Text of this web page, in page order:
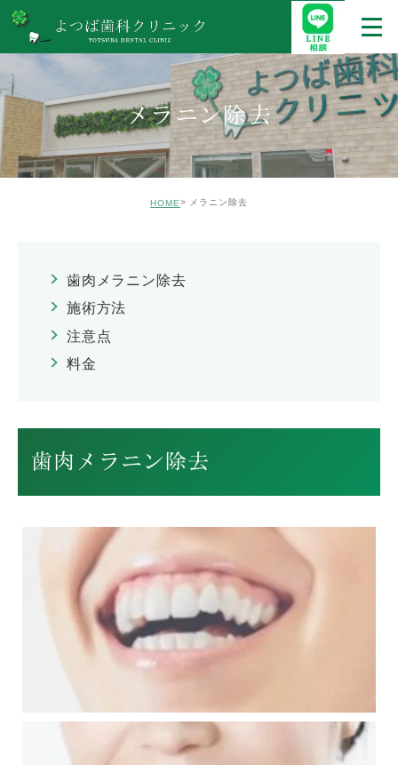
メラニン除去
HOME メラニン除去
歯肉メラニン除去
施術方法
注意点
料金
歯肉メラニン除去